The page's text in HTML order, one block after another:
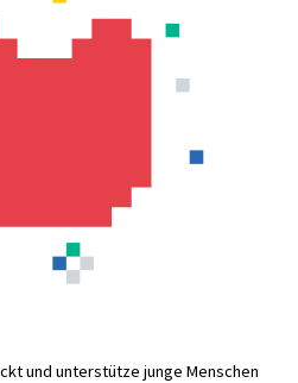
und unterstütze junge Menschen